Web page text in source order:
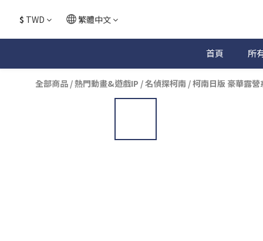
$ TWD 繁體中文
首頁 所
全部商品 /熱門動畫&遊戲IP /名偵探柯南 /柯南日版 豪華露營